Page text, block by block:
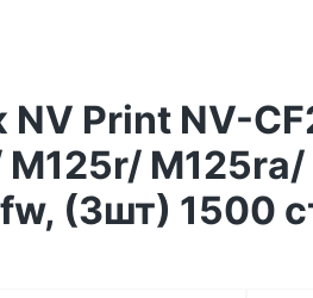
Print NV-
M125r/
(3шт) 1500